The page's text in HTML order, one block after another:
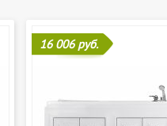
16 006 руб.